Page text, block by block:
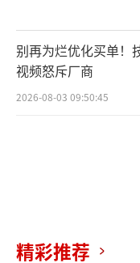
别再为烂优化买单！
视频怒斥厂商
2026-08-03 09:50:45
精彩推荐